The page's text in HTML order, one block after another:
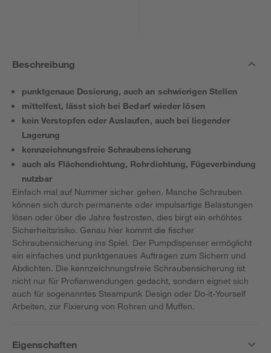
Beschreibung
punktgenaue Dosierung, auch an schwierigen Stellen
mittelfest, lässt sich bei Bedarf wieder lösen
kein Verstopfen oder Auslaufen, auch bei liegender
Lagerung
kennzeichnungsfreie Schraubensicherung
auch als Flächendichtung, Rohrdichtung, Fügeverbindung
nutzbar
Einfach mal auf Nummer sicher gehen. Manche Schrauben
können sich durch permanente oder impulsartige Belastungen
lösen oder über die Jahre festrosten, dies birgt ein erhöhtes
Sicherheitsrisiko. Genau hier kommt die fischer
Schraubensicherung ins Spiel. Der Pumpdispenser ermöglicht
ein einfaches und punktgenaues Auftragen zum Sichern und
Abdichten. Die kennzeichnungsfreie Schraubensicherung ist
nicht nur für Profianwendungen gedacht, sondern eignet sich
auch für sogenanntes Steampunk Design oder Do-it-Yourself
Arbeiten, zur Fixierung von Rohren und Muffen.
Eigenschaften